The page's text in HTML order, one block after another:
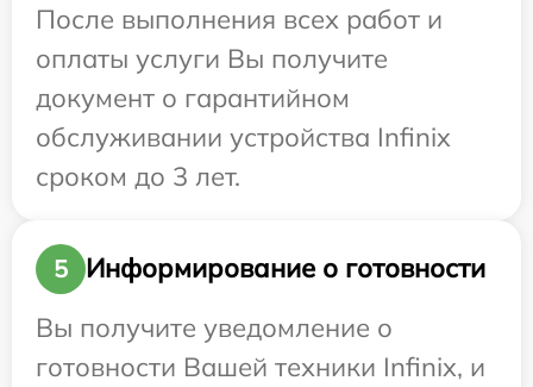
После выполнения всех работ и
оплаты услуги Вы получите
документ о гарантийном
обслуживании устройства Infinix
сроком до 3 лет.
5
Информирование о готовности
Вы получите уведомление о
готовности Вашей техники Infinix, и